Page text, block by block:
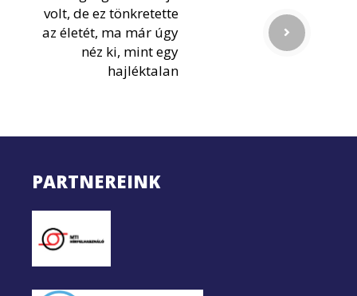
volt, de ez tönkretette
az életét, ma már úgy
néz ki, mint egy
hajléktalan
PARTNEREINK